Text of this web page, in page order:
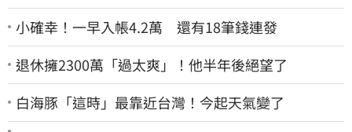
小確幸！一早入帳4.2萬 還有18筆錢連發
退休擁2300萬「過太爽」！他半年後絕望了
白海豚「這時」最靠近台灣！今起天氣變了